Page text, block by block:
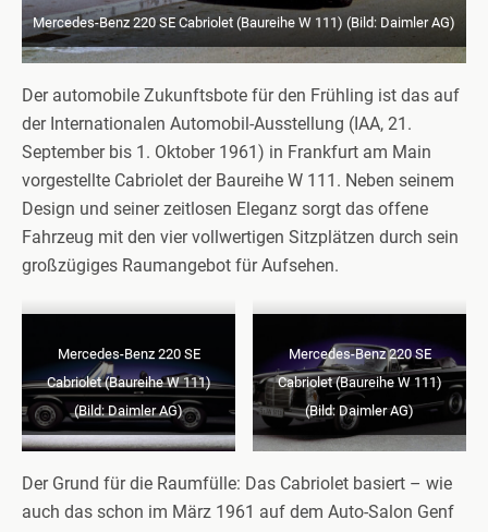
Mercedes-Benz 220 SE Cabriolet (Baureihe W 111) (Bild: Daimler AG)
Der automobile Zukunftsbote für den Frühling ist das auf
der Internationalen Automobil-Ausstellung (IAA, 21.
September bis 1. Oktober 1961) in Frankfurt am Main
vorgestellte Cabriolet der Baureihe W 111. Neben seinem
Design und seiner zeitlosen Eleganz sorgt das offene
Fahrzeug mit den vier vollwertigen Sitzplätzen durch sein
großzügiges Raumangebot für Aufsehen.
Mercedes-Benz 220 SE
Cabriolet (Baureihe W 111)
(Bild: Daimler AG)
Mercedes-Benz 220 SE
Cabriolet (Baureihe W 111)
(Bild: Daimler AG)
Der Grund für die Raumfülle: Das Cabriolet basiert – wie
auch das schon im März 1961 auf dem Auto-Salon Genf